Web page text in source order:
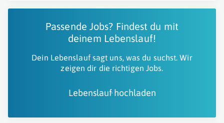
Passende Jobs? Findest du mit
deinem Lebenslauf!
Dein Lebenslauf sagt uns, was du suchst. Wir
zeigen dir die richtigen Jobs.
Lebenslauf hochladen